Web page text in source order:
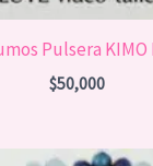
Pulsera
$50,000